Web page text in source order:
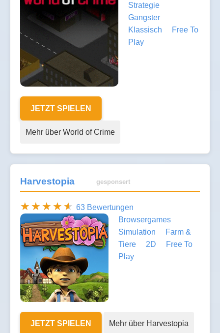
Strategie
Gangster
Klassisch
Free To
Play
JETZT SPIELEN
Mehr über World of Crime
Harvestopia gesponsert
63 Bewertungen
Browsergames
Simulation
Farm &
Tiere
2D
Free To
Play
JETZT SPIELEN Mehr über Harvestopia